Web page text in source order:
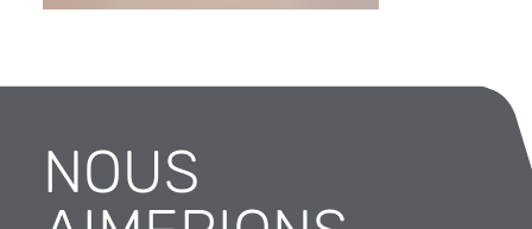
NOUS